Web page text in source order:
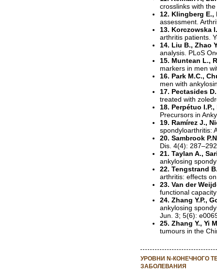
crosslinks with
12. Klingberg
assessment.
13. Korczowska
arthritis patients.
14. Liu B., Zhao
analysis. PLoS
15. Muntean L.,
markers in men
16. Park M.C.,
men with
17. Pectasides
treated with
18. Perpétuo
Precursors in
19. Ramírez J.,
spondyloarthritis:
20. Sambrook
Dis. 4(4):
21. Taylan A.,
ankylosing
22. Tengstrand
arthritis: effects
23. Van der
functional
24. Zhang Y.P.,
ankylosing
Jun. 3; 5(6):
25. Zhang Y., Yi
tumours in the
УРОВНИ N-КОНЕЧНОГО
ЗАБОЛЕВАНИЯ